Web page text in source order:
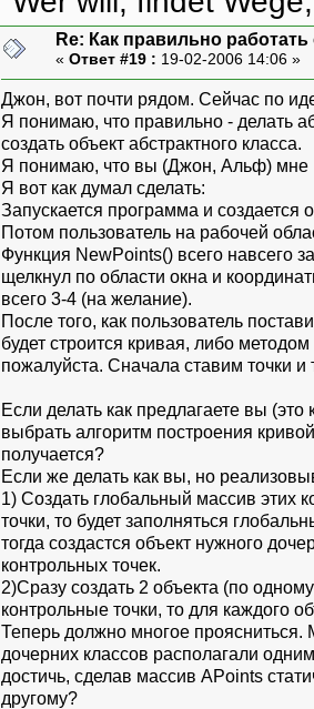
Re: Как правильно
« Ответ #19 : 19-02-2006 14:06 »
Джон, вот почти рядом. Сейчас по
Я понимаю, что правильно - делать
создать объект абстрактного класса.
Я понимаю, что вы (Джон, Альф) мне
Я вот как думал сделать:
Запускается программа и создается
Потом пользователь на рабочей
Функция NewPoints() всего навсего
щелкнул по области окна и
всего 3-4 (на желание).
После того, как пользователь
будет строится кривая, либо
пожалуйста. Сначала ставим точки
Если делать как предлагаете вы
выбрать алгоритм построения
получается?
Если же делать как вы, но
1) Создать глобальный массив этих
точки, то будет заполняться
тогда создастся объект нужного
контрольных точек.
2)Сразу создать 2 объекта (по
контрольные точки, то для каждого
Теперь должно многое проясниться.
дочерних классов располагали
достичь, сделав массив APoints
другому?